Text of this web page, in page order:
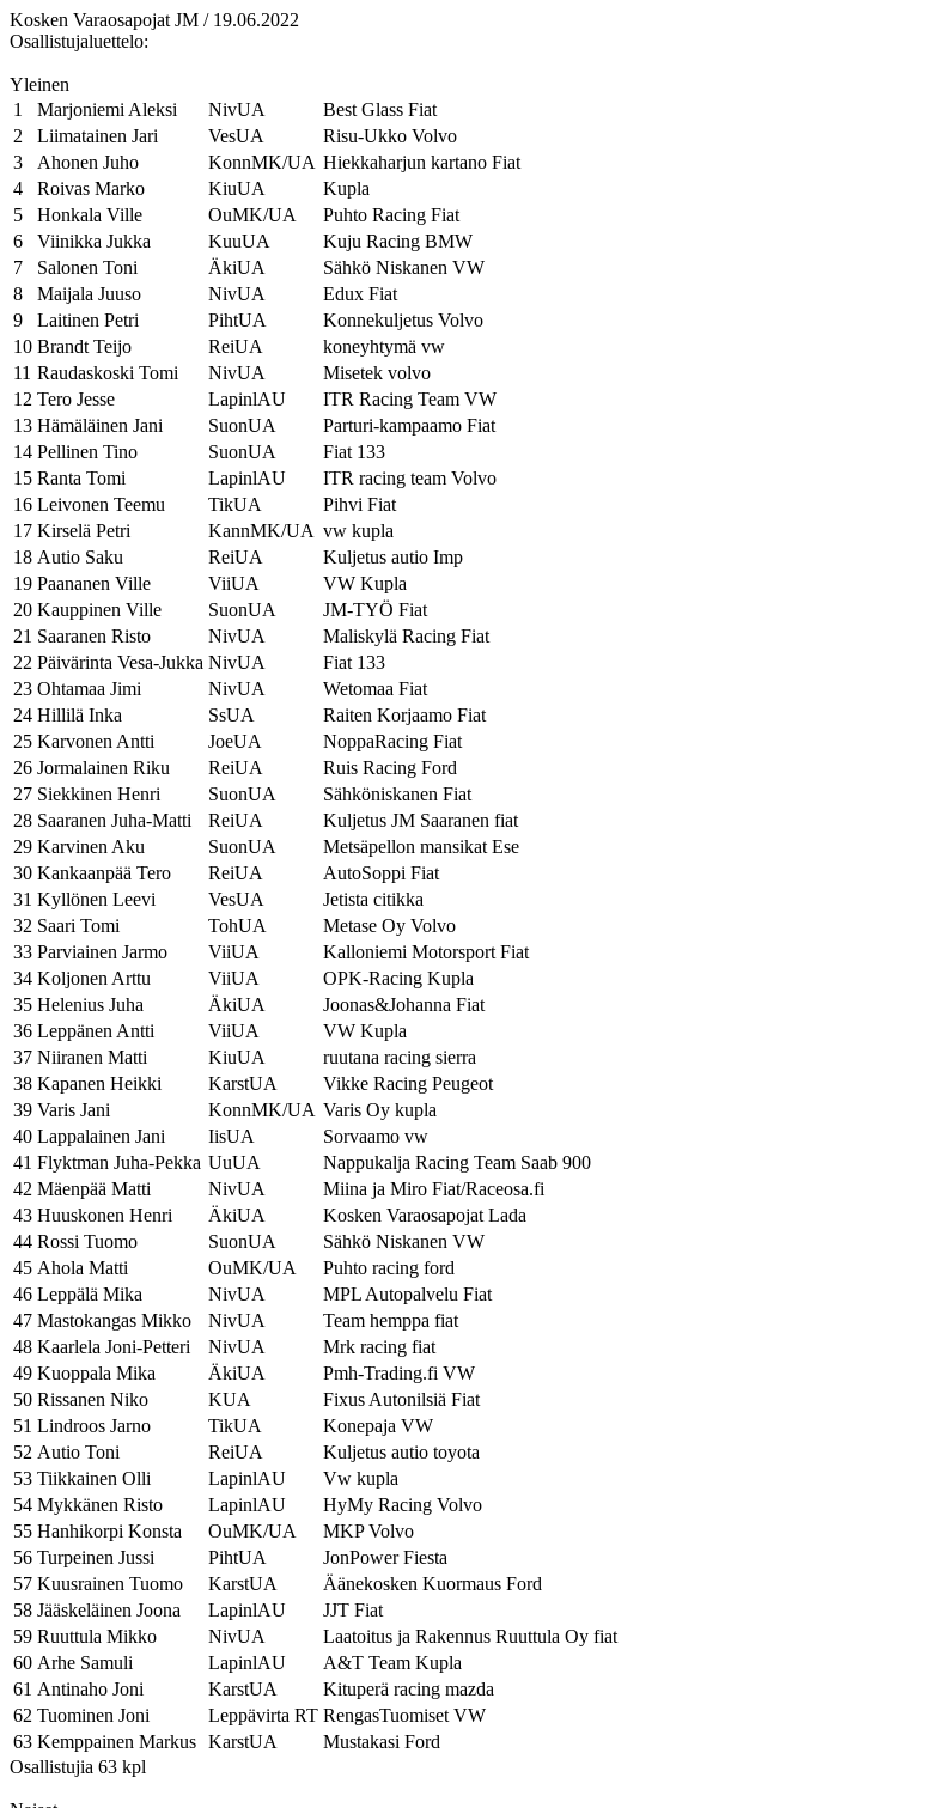
Kosken Varaosapojat JM / 19.06.2022
Osallistujaluettelo:
Yleinen
1
Marjoniemi Aleksi NivUA
Best Glass Fiat
2
Liimatainen Jari VesUA
Risu-Ukko Volvo
3
Ahonen Juho KonnMK/UA Hiekkaharjun kartano Fiat
4
Roivas Marko KiuUA
Kupla
5
Honkala Ville OuMK/UA
Puhto Racing Fiat
6
Viinikka Jukka KuuUA
Kuju Racing BMW
7
Salonen Toni ÄkiUA
Sähkö Niskanen VW
8
Maijala Juuso NivUA
Edux Fiat
9
Laitinen Petri PihtUA
Konnekuljetus Volvo
10 Brandt Teijo ReiUA
koneyhtymä vw
11 Raudaskoski Tomi NivUA
Misetek volvo
12 Tero Jesse LapinlAU
ITR Racing Team VW
13 Hämäläinen Jani SuonUA
Parturi-kampaamo Fiat
14 Pellinen Tino SuonUA
Fiat 133
15 Ranta Tomi LapinlAU
ITR racing team Volvo
16 Leivonen Teemu TikUA
Pihvi Fiat
17 Kirselä Petri KannMK/UA vw kupla
18 Autio Saku ReiUA
Kuljetus autio Imp
19 Paananen Ville ViiUA
VW Kupla
20 Kauppinen Ville SuonUA
JM-TYÖ Fiat
21 Saaranen Risto NivUA
Maliskylä Racing Fiat
22 Päivärinta Vesa-Jukka NivUA
Fiat 133
23 Ohtamaa Jimi NivUA
Wetomaa Fiat
24 Hillilä Inka SsUA
Raiten Korjaamo Fiat
25 Karvonen Antti JoeUA
NoppaRacing Fiat
26 Jormalainen Riku ReiUA
Ruis Racing Ford
27 Siekkinen Henri SuonUA
Sähköniskanen Fiat
28 Saaranen Juha-Matti ReiUA
Kuljetus JM Saaranen fiat
29 Karvinen Aku SuonUA
Metsäpellon mansikat Ese
30 Kankaanpää Tero ReiUA
AutoSoppi Fiat
31 Kyllönen Leevi VesUA
Jetista citikka
32 Saari Tomi TohUA
Metase Oy Volvo
33 Parviainen Jarmo ViiUA
Kalloniemi Motorsport Fiat
34 Koljonen Arttu ViiUA
OPK-Racing Kupla
35 Helenius Juha ÄkiUA
Joonas&Johanna Fiat
36 Leppänen Antti ViiUA
VW Kupla
37 Niiranen Matti KiuUA
ruutana racing sierra
38 Kapanen Heikki KarstUA
Vikke Racing Peugeot
39 Varis Jani KonnMK/UA Varis Oy kupla
40 Lappalainen Jani IisUA
Sorvaamo vw
41 Flyktman Juha-Pekka UuUA
Nappukalja Racing Team Saab 900
42 Mäenpää Matti NivUA
Miina ja Miro Fiat/Raceosa.fi
43 Huuskonen Henri ÄkiUA
Kosken Varaosapojat Lada
44 Rossi Tuomo SuonUA
Sähkö Niskanen VW
45 Ahola Matti OuMK/UA
Puhto racing ford
46 Leppälä Mika NivUA
MPL Autopalvelu Fiat
47 Mastokangas Mikko NivUA
Team hemppa fiat
48 Kaarlela Joni-Petteri NivUA
Mrk racing fiat
49 Kuoppala Mika ÄkiUA
Pmh-Trading.fi VW
50 Rissanen Niko KUA
Fixus Autonilsiä Fiat
51 Lindroos Jarno TikUA
Konepaja VW
52 Autio Toni ReiUA
Kuljetus autio toyota
53 Tiikkainen Olli LapinlAU
Vw kupla
54 Mykkänen Risto LapinlAU
HyMy Racing Volvo
55 Hanhikorpi Konsta OuMK/UA
MKP Volvo
56 Turpeinen Jussi PihtUA
JonPower Fiesta
57 Kuusrainen Tuomo KarstUA
Äänekosken Kuormaus Ford
58 Jääskeläinen Joona LapinlAU
JJT Fiat
59 Ruuttula Mikko NivUA
Laatoitus ja Rakennus Ruuttula Oy fiat
60 Arhe Samuli LapinlAU
A&T Team Kupla
61 Antinaho Joni KarstUA
Kituperä racing mazda
62 Tuominen Joni Leppävirta RT RengasTuomiset VW
63 Kemppainen Markus KarstUA
Mustakasi Ford
Osallistujia 63 kpl